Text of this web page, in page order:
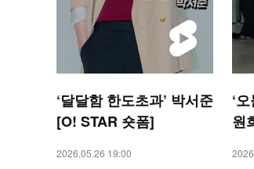
‘달달함 한도초과’ 박서준
[O! STAR 숏폼]
2026.05.26 19:00
‘
원